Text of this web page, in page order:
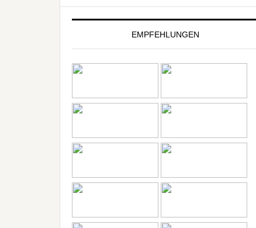
EMPFEHLUNGEN